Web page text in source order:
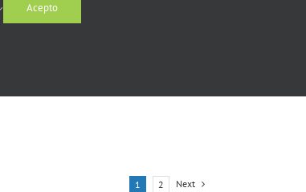
estatutaria de personal
1 2 Next
Acepto